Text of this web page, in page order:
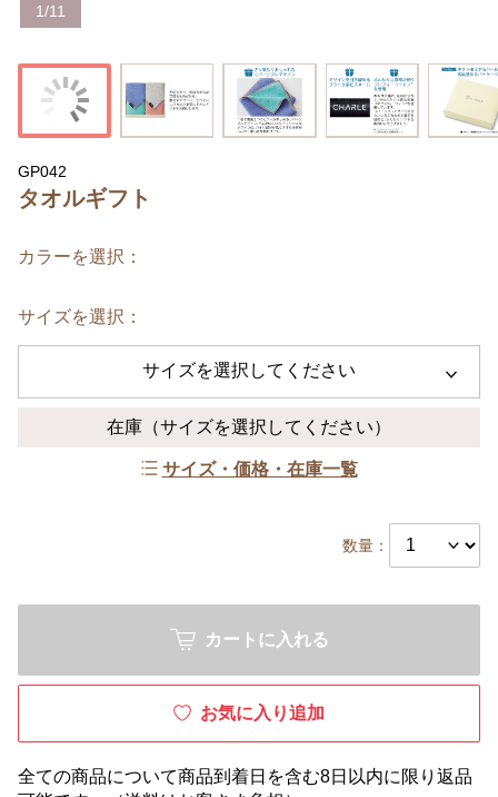
1/11
GP042
タオルギフト
カラーを選択：
サイズを選択：
サイズを選択してください
在庫 （サイズを選択してください）
サイズ・価格・在庫一覧
数量：
カートに入れる
お気に入り追加
全ての商品について商品到着日を含む8日以内に限り返品